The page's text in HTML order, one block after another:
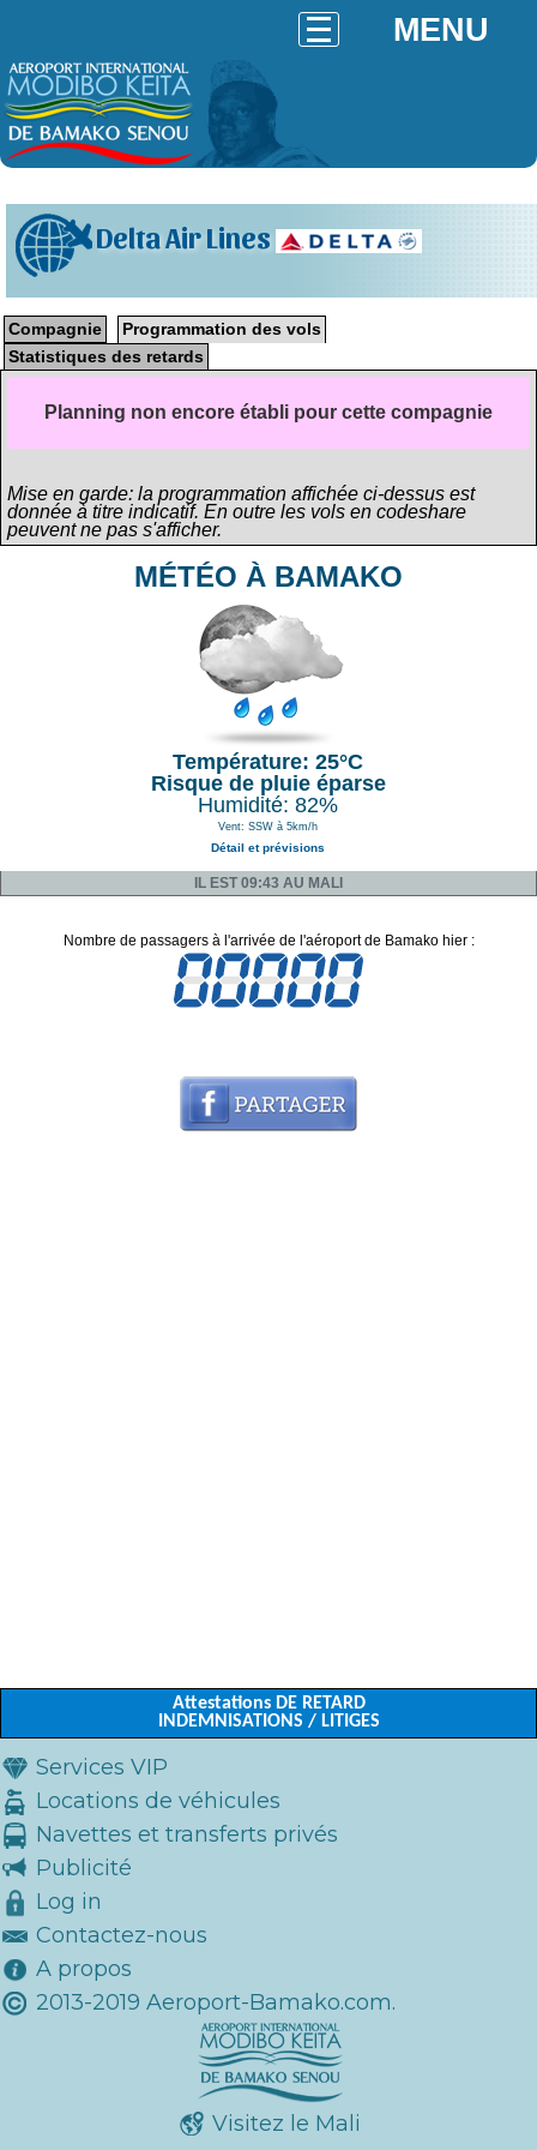
MENU
Delta Air Lines
Compagnie
Programmation des vols
Statistiques des retards
Planning non encore établi pour cette compagnie
Mise en garde: la programmation affichée ci-dessus est
donnée à titre indicatif. En outre les vols en codeshare
peuvent ne pas s'afficher.
MÉTÉO À BAMAKO
Température: 25°C
Risque de pluie éparse
Humidité: 82%
Vent: SSW à 5km/h
Détail et prévisions
IL EST 09:43 AU MALI
Nombre de passagers à l'arrivée de l'aéroport de Bamako hier :
Attestations DE RETARD
INDEMNISATIONS / LITIGES
Services VIP
Locations de véhicules
Navettes et transferts privés
Publicité
Log in
Contactez-nous
A propos
2013-2019 Aeroport-Bamako.com.
Visitez le Mali